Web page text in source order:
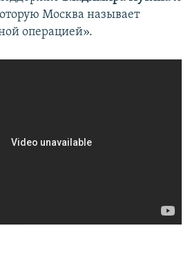
Москва называет
операцией».